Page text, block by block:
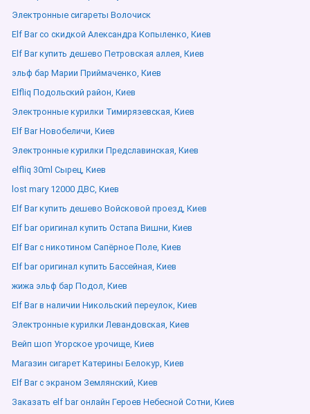
Электронные сигареты Волочиск
Elf Bar со скидкой Александра Копыленко, Киев
Elf Bar купить дешево Петровская аллея, Киев
эльф бар Марии Приймаченко, Киев
Elfliq Подольский район, Киев
Электронные курилки Тимирязевская, Киев
Elf Bar Новобеличи, Киев
Электронные курилки Предславинская, Киев
elfliq 30ml Сырец, Киев
lost mary 12000 ДВС, Киев
Elf Bar купить дешево Войсковой проезд, Киев
Elf bar оригинал купить Остапа Вишни, Киев
Elf Bar с никотином Сапёрное Поле, Киев
Elf bar оригинал купить Бассейная, Киев
жижа эльф бар Подол, Киев
Elf Bar в наличии Никольский переулок, Киев
Электронные курилки Левандовская, Киев
Вейп шоп Угорское урочище, Киев
Магазин сигарет Катерины Белокур, Киев
Elf Bar с экраном Землянский, Киев
Заказать elf bar онлайн Героев Небесной Сотни, Киев